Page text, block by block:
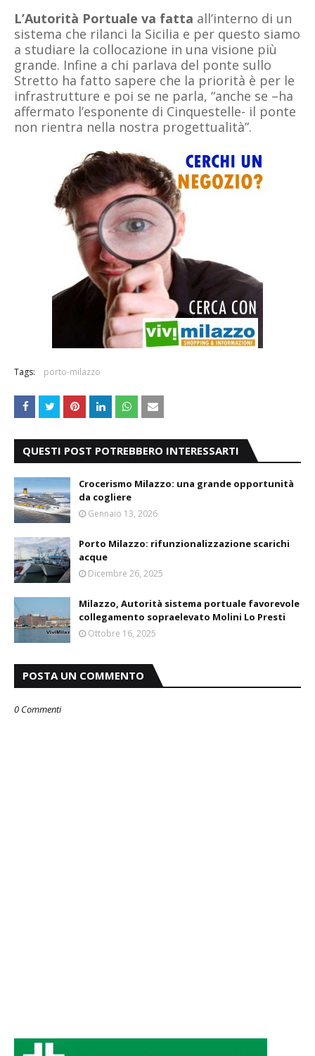
L’Autorità Portuale va fatta all’interno di un
sistema che rilanci la Sicilia e per questo siamo
a studiare la collocazione in una visione più
grande. Infine a chi parlava del ponte sullo
Stretto ha fatto sapere che la priorità è per le
infrastrutture e poi se ne parla, “anche se –ha
affermato l’esponente di Cinquestelle- il ponte
non rientra nella nostra progettualità”.
Tags: porto-milazzo
QUESTI POST POTREBBERO INTERESSARTI
Crocerismo Milazzo: una grande opportunità
da cogliere
Gennaio 13, 2026
Porto Milazzo: rifunzionalizzazione scarichi
acque
Dicembre 26, 2025
Milazzo, Autorità sistema portuale favorevole
collegamento sopraelevato Molini Lo Presti
Ottobre 16, 2025
POSTA UN COMMENTO
0 Commenti